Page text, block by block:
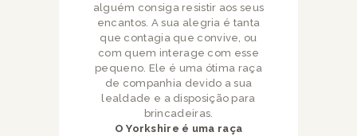
alguém consiga resistir aos seus
encantos. A sua alegria é tanta
que contagia que convive, ou
com quem interage com esse
pequeno. Ele é uma ótima raça
de companhia devido a sua
lealdade e a disposição para
brincadeiras.
O Yorkshire é uma raça